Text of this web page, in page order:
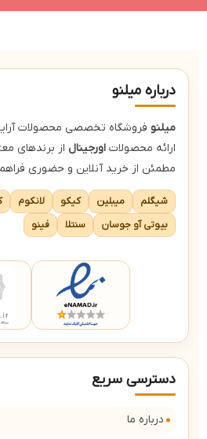
خواص مرطوب‌کننده
بدون
درباره میلنو
میلنو فروشگاه تخصصی محصولات
ارائه محصولات اورجینال از برندهای
مطمئن از خرید آنلاین و حضوری
شیگلم میبلین کیکو لانکوم
بیوتی آو جوسان
سنتلا فینو
دسترسی سریع
درباره ما